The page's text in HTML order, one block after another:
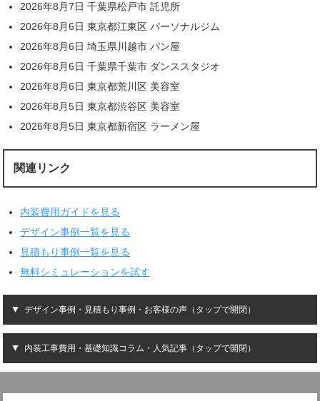
2026年8月7日 千葉県松戸市 託児所
2026年8月6日 東京都江東区 パーソナルジム
2026年8月6日 埼玉県川越市 パン屋
2026年8月6日 千葉県千葉市 ダンススタジオ
2026年8月6日 東京都荒川区 美容室
2026年8月5日 東京都渋谷区 美容室
2026年8月5日 東京都新宿区 ラーメン屋
関連リンク
内装費用ガイドを見る
デザイン事例一覧を見る
見積もり事例一覧を見る
無料シミュレーションを試す
デザイン事例・見積もり事例・お客様の声（タップで開閉）
内装工事費用・基礎知識コラム・人気記事（タップで開閉）